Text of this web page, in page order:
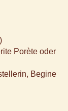
Porète oder
Begine